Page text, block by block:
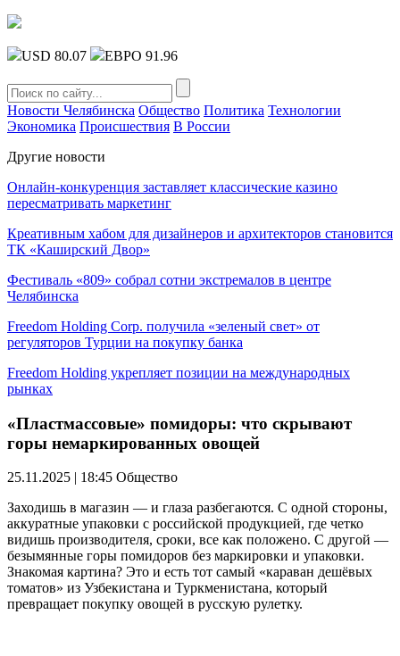
USD 80.07 ЕВРО 91.96
Новости Челябинска Общество Политика Технологии
Экономика Происшествия В России
Другие новости
Онлайн-конкуренция заставляет классические казино
пересматривать маркетинг
Креативным хабом для дизайнеров и архитекторов становится
ТК «Каширский Двор»
Фестиваль «809» собрал сотни экстремалов в центре
Челябинска
Freedom Holding Corp. получила «зеленый свет» от
регуляторов Турции на покупку банка
Freedom Holding укрепляет позиции на международных
рынках
«Пластмассовые» помидоры: что скрывают
горы немаркированных овощей
25.11.2025 | 18:45 Общество
Заходишь в магазин — и глаза разбегаются. С одной стороны,
аккуратные упаковки с российской продукцией, где четко
видишь производителя, сроки, все как положено. С другой —
безымянные горы помидоров без маркировки и упаковки.
Знакомая картина? Это и есть тот самый «караван дешёвых
томатов» из Узбекистана и Туркменистана, который
превращает покупку овощей в русскую рулетку.